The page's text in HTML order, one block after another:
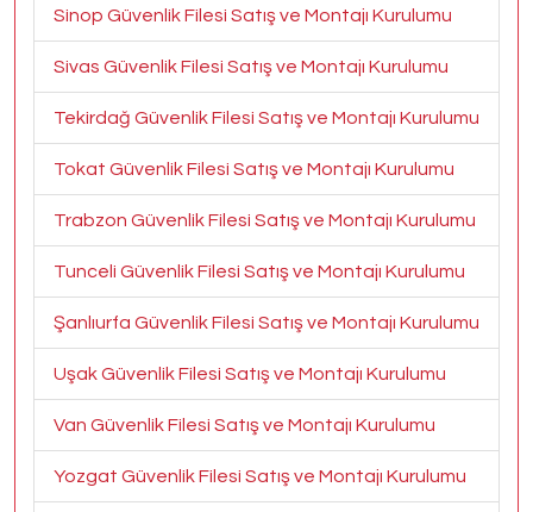
Sinop Güvenlik Filesi Satış ve Montajı Kurulumu
Sivas Güvenlik Filesi Satış ve Montajı Kurulumu
Tekirdağ Güvenlik Filesi Satış ve Montajı Kurulumu
Tokat Güvenlik Filesi Satış ve Montajı Kurulumu
Trabzon Güvenlik Filesi Satış ve Montajı Kurulumu
Tunceli Güvenlik Filesi Satış ve Montajı Kurulumu
Şanlıurfa Güvenlik Filesi Satış ve Montajı Kurulumu
Uşak Güvenlik Filesi Satış ve Montajı Kurulumu
Van Güvenlik Filesi Satış ve Montajı Kurulumu
Yozgat Güvenlik Filesi Satış ve Montajı Kurulumu